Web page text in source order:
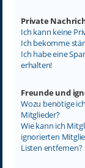
Private
Ich kann keine
Ich bekomme
Ich habe eine
erhalten!
Freunde und
Wozu benötige
Mitglieder?
Wie kann ich
ignorierten
Listen entfernen?